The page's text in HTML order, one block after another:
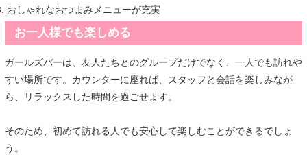
おしゃれなおつまみメニューが充実
お一人様でも楽しめる
ガールズバーは、友人たちとのグループだけでなく、一人でも訪れや
すい場所です。カウンターに座れば、スタッフと会話を楽しみなが
ら、リラックスした時間を過ごせます。
そのため、初めて訪れる人でも安心して楽しむことができるでしょ
う。